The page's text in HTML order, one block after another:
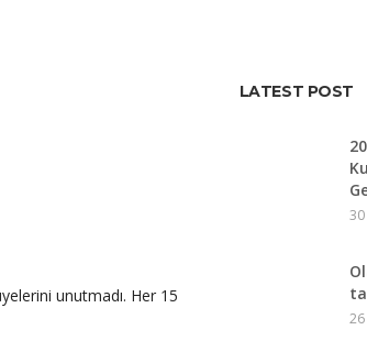
unutmadı. Her 15
LATEST POST